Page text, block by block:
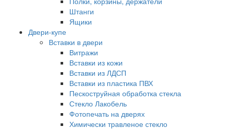
Штанги
Ящики
Двери-купе
Вставки в двери
Витражи
Вставки из кожи
Вставки из ЛДСП
Вставки из пластика ПВХ
Пескоструйная обработка стекла
Стекло Лакобель
Фотопечать на дверях
Химически травленое стекло